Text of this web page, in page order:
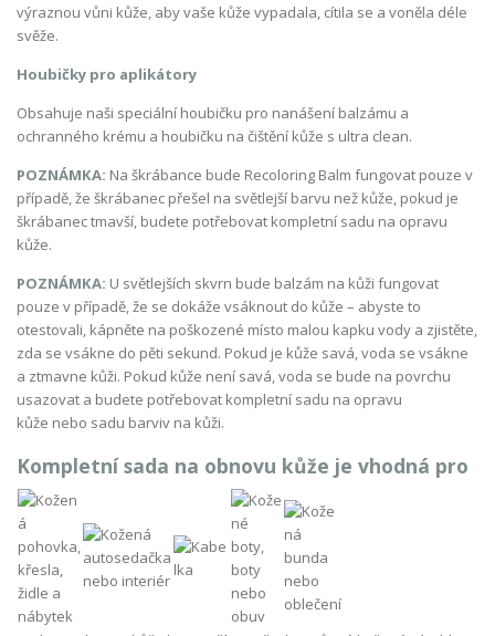
výraznou vůni kůže, aby vaše kůže vypadala, cítila se a voněla déle
svěže.
Houbičky pro aplikátory
Obsahuje naši speciální houbičku pro nanášení balzámu a
ochranného krému a houbičku na čištění kůže s ultra clean.
POZNÁMKA: Na škrábance bude Recoloring Balm fungovat pouze v
případě, že škrábanec přešel na světlejší barvu než kůže, pokud je
škrábanec tmavší, budete potřebovat kompletní sadu na opravu
kůže.
POZNÁMKA: U světlejších skvrn bude balzám na kůži fungovat
pouze v případě, že se dokáže vsáknout do kůže – abyste to
otestovali, kápněte na poškozené místo malou kapku vody a zjistěte,
zda se vsákne do pěti sekund. Pokud je kůže savá, voda se vsákne
a ztmavne kůži. Pokud kůže není savá, voda se bude na povrchu
usazovat a budete potřebovat kompletní sadu na opravu
kůže nebo sadu barviv na kůži.
Kompletní sada na obnovu kůže je vhodná pro